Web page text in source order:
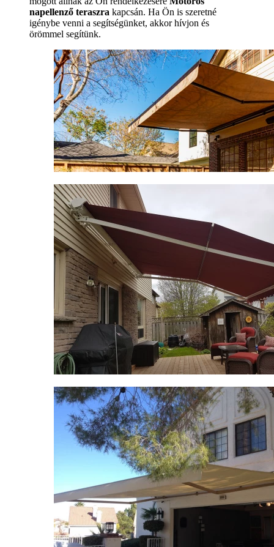
napellenző teraszra kapcsán. Ha Ön is szeretné
igénybe venni a segítségünket, akkor hívjon és
örömmel segítünk.